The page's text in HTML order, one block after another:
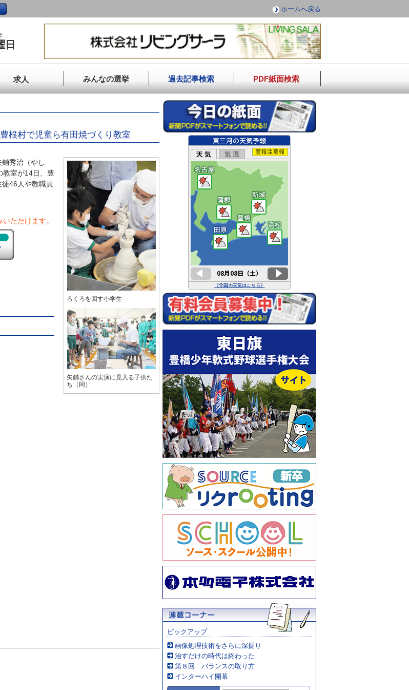
ホームへ戻る
日
求人 みんなの選挙 過去記事検索 PDF紙面検索
根村で児童ら有田焼づくり教室
秀治（やし
教室が14日、豊
46人や教職員
ただけます。
ろくろを回す小学生
矢鋪さんの実演に見入る子供た
ち（同）
ピックアップ
画像処理技術をさらに深掘り
治すだけの時代は終わった
第８回 バランスの取り方
インターハイ開幕